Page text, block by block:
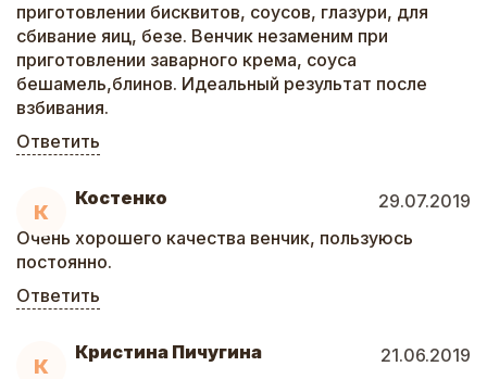
приготовлении бисквитов, соусов, глазури, для
сбивание яиц, безе. Венчик незаменим при
приготовлении заварного крема, соуса
бешамель,блинов. Идеальный результат после
взбивания.
Ответить
К
Костенко
29.07.2019
Очень хорошего качества венчик, пользуюсь
постоянно.
Ответить
К
Кристина Пичугина
21.06.2019